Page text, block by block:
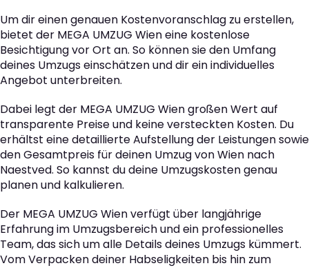
Um dir einen genauen Kostenvoranschlag zu erstellen,
bietet der MEGA UMZUG Wien eine kostenlose
Besichtigung vor Ort an. So können sie den Umfang
deines Umzugs einschätzen und dir ein individuelles
Angebot unterbreiten.
Dabei legt der MEGA UMZUG Wien großen Wert auf
transparente Preise und keine versteckten Kosten. Du
erhältst eine detaillierte Aufstellung der Leistungen sowie
den Gesamtpreis für deinen Umzug von Wien nach
Naestved. So kannst du deine Umzugskosten genau
planen und kalkulieren.
Der MEGA UMZUG Wien verfügt über langjährige
Erfahrung im Umzugsbereich und ein professionelles
Team, das sich um alle Details deines Umzugs kümmert.
Vom Verpacken deiner Habseligkeiten bis hin zum